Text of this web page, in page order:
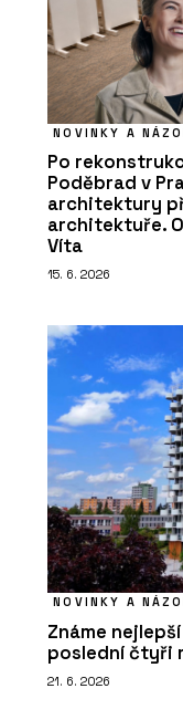
NOVINKY A
Po
Poděbrad v
architektury
architektuře.
Víta
15. 6. 2026
NOVINKY A
Známe
poslední čtyři
21. 6. 2026